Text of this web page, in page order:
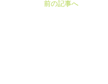
前の記事へ